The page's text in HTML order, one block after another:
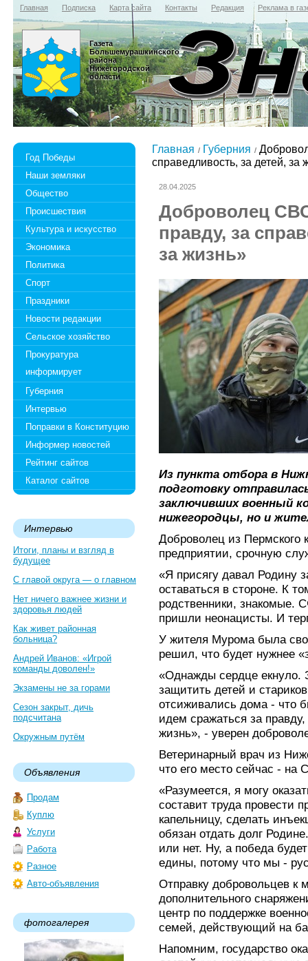
Главная Подписка Карта сайта Контакты Редакция Реклама в
Газета
Большемурашкинского
района
Нижегородской
области
Год Победы
Наши земляки
Общество
Происшествия
Культура и искусство
Экономика
Политика
Спорт
Праздники
Новости редакции
Сельское хозяйство
Прокуратура
информирует
Губерния
Интервью
Поправки в Конституцию
Информер новостей
Рейтинг сайтов
Каталог сайтов
Интервью
Итоги, планы и взгляд в
будущее
С главой округа — о главном
Нет ничего важнее жизни и
здоровья людей
Как живет районная
больница?
Андрей Иванов: «Игрой
команды доволен!»
Экзамены не за горами
Сезон закрыт, дичь
подсчитана
Окружным путём
Объявления
Продам
Куплю
Услуги
Работа
Разное
Авто-объявления
фотогалерея
Главная Губерния
справедливость, за детей, за
28.04.2025
Доброволец
правду, за
за жизнь»
Из пункта отбора в
подготовку
заключивших военный
нижегородцы, но и
Доброволец из Пермского
предприятии, срочную
«Я присягу давал Родину
оставаться в стороне. К
родственники, знакомые.
пришли неонацисты. И
У жителя Мурома была
решил, что будет нужнее
«Однажды сердце екнуло.
защитить детей и
отсиживались дома - что
идем сражаться за
жизнь», - уверен
Ветеринарный врач из
что его место сейчас - на
«Разумеется, я могу
составит труда провести
капельницу, сделать
обязан отдать долг
или нет. Ну, а победа
едины, потому что мы -
Отправку добровольцев к
дополнительного
центр по поддержке
семей, действующий на
Напомним, государство